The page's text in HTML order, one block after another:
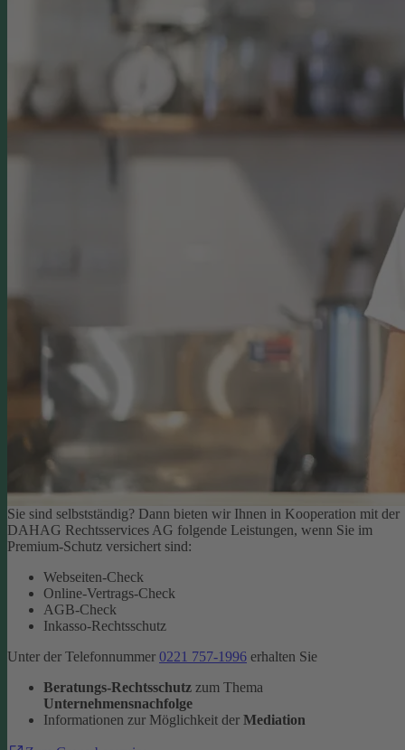
Sie sind selbstständig? Dann bieten wir Ihnen in Kooperation mit der
DAHAG Rechtsservices AG folgende Leistungen, wenn Sie im
Premium-Schutz versichert sind:
Webseiten-Check
Online-Vertrags-Check
AGB-Check
Inkasso-Rechtsschutz
Unter der Telefonnummer 0221 757-1996 erhalten Sie
Beratungs-Rechtsschutz zum Thema
Unternehmensnachfolge
Informationen zur Möglichkeit der Mediation